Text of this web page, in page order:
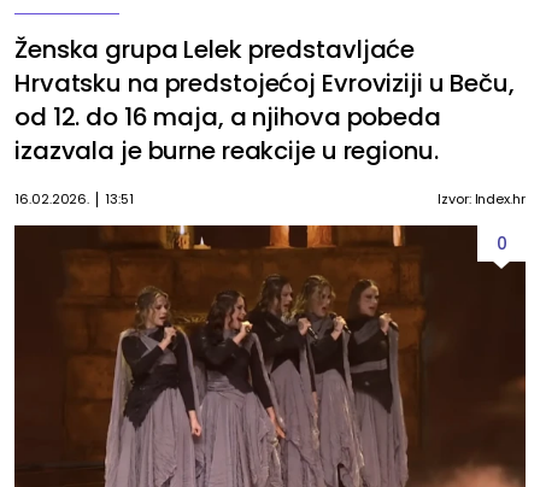
Ženska grupa Lelek predstavljaće
Hrvatsku na predstojećoj Evroviziji u Beču,
od 12. do 16 maja, a njihova pobeda
izazvala je burne reakcije u regionu.
16.02.2026. 13:51 Izvor: Index.hr
0